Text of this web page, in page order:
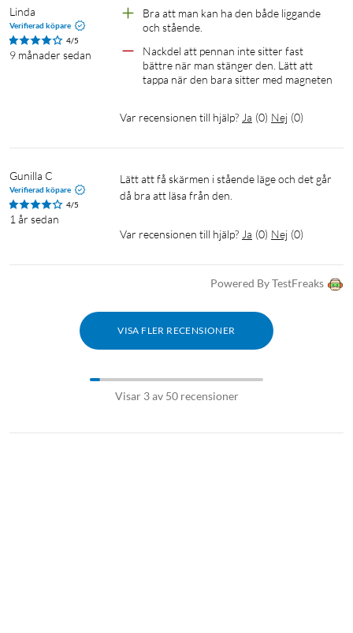
Linda
Verifierad köpare
4/5
9 månader sedan
Bra att man kan ha den både liggande
och stående.
Nackdel att pennan inte sitter fast
bättre när man stänger den. Lätt att
tappa när den bara sitter med magneten
Var recensionen till hjälp? Ja (0) Nej (0)
Gunilla C
Verifierad köpare
4/5
1 år sedan
Lätt att få skärmen i stående läge och det går
då bra att läsa från den.
Var recensionen till hjälp? Ja (0) Nej (0)
Powered By TestFreaks
VISA FLER RECENSIONER
Visar 3 av 50 recensioner